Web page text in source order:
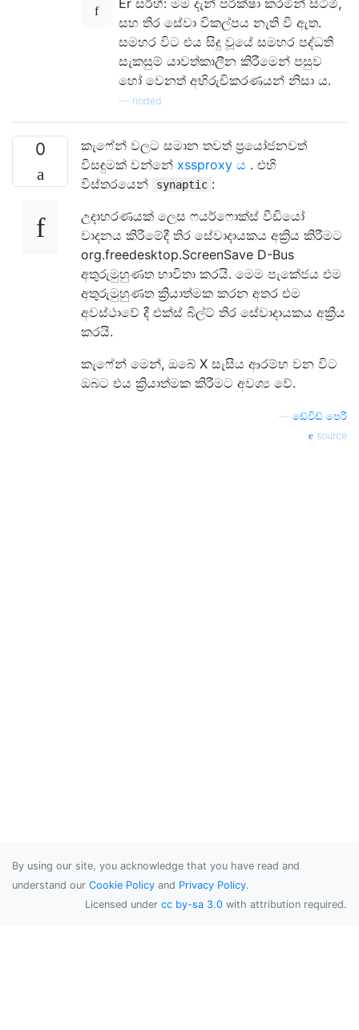
සහ තිර සේවා විකල්පය නැති වී ඇත.
සමහර විට එය සිදු වූයේ සමහර පද්ධති
සැකසුම් යාවත්කාලීන කිරීමෙන් පසුව
හෝ වෙනත් අභිරුචිකරණයන් නිසා ය.
noded
0
කැෆේන් වලට සමාන තවත් ප්‍රයෝජනවත්
විසඳුමක් වන්නේ xssproxy ය . එහි
විස්තරයෙන්
synaptic :
උදාහරණයක් ලෙස ෆයර්ෆොක්ස් වීඩියෝ
වාදනය කිරීමේදී තිර සේවාදායකය අක්‍රිය කිරීමට
org.freedesktop.ScreenSave D-Bus
අතුරුමුහුණත භාවිතා කරයි. මෙම පැකේජය එම
අතුරුමුහුණත ක්‍රියාත්මක කරන අතර එම
අවස්ථාවේ දී එක්ස් බිල්ට් තිර සේවාදායකය අක්‍රීය
කරයි.
කැෆේන් මෙන්, ඔබේ X සැසිය ආරම්භ වන විට
ඔබට එය ක්‍රියාත්මක කිරීමට අවශ්‍ය වේ.
ඩේවිඩ් පෙරී
source
By using our site, you acknowledge that you have read and
understand our Cookie Policy and Privacy Policy.
Licensed under cc by-sa 3.0 with attribution required.